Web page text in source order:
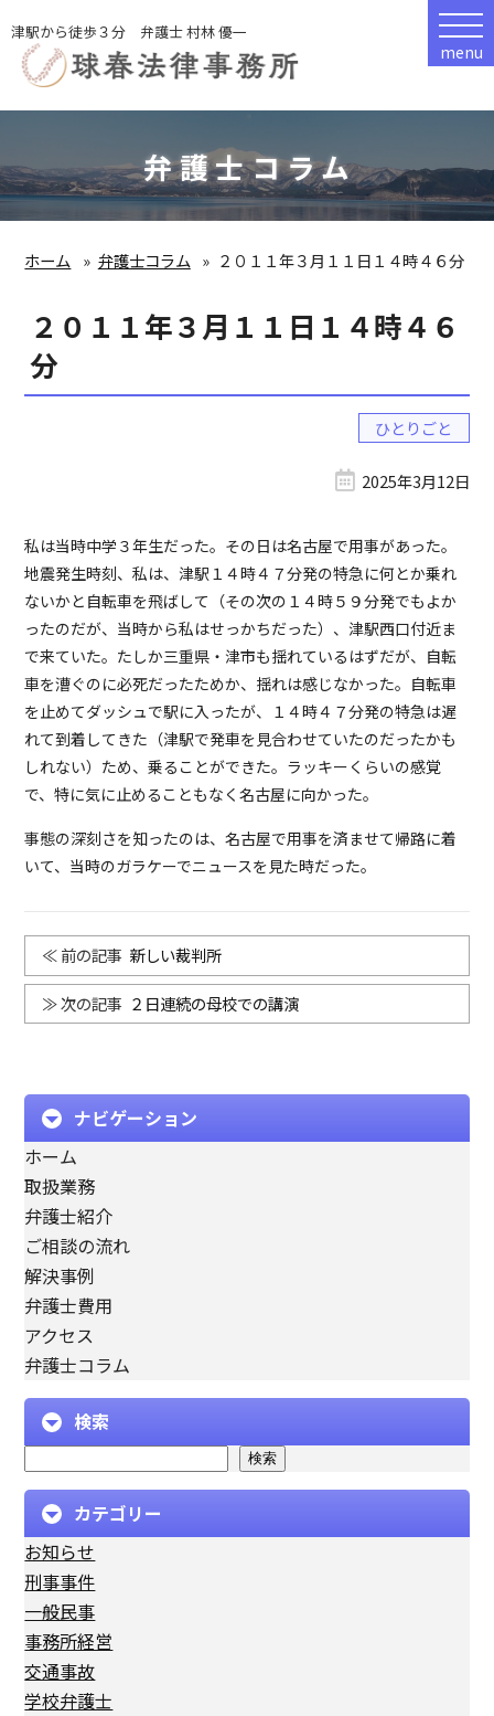
津駅から徒歩３分 弁護士 村林 優一
menu
弁護士コラム
ホーム 弁護士コラム ２０１１年３月１１日１４時４６分
２０１１年３月１１日１４時４６
分
ひとりごと
2025年3月12日
私は当時中学３年生だった。その日は名古屋で用事があった。
地震発生時刻、私は、津駅１４時４７分発の特急に何とか乗れ
ないかと自転車を飛ばして（その次の１４時５９分発でもよか
ったのだが、当時から私はせっかちだった）、津駅西口付近ま
で来ていた。たしか三重県・津市も揺れているはずだが、自転
車を漕ぐのに必死だったためか、揺れは感じなかった。自転車
を止めてダッシュで駅に入ったが、１４時４７分発の特急は遅
れて到着してきた（津駅で発車を見合わせていたのだったかも
しれない）ため、乗ることができた。ラッキーくらいの感覚
で、特に気に止めることもなく名古屋に向かった。
事態の深刻さを知ったのは、名古屋で用事を済ませて帰路に着
いて、当時のガラケーでニュースを見た時だった。
新しい裁判所
２日連続の母校での講演
ナビゲーション
ホーム
取扱業務
弁護士紹介
ご相談の流れ
解決事例
弁護士費用
アクセス
弁護士コラム
検索
検索
カテゴリー
お知らせ
刑事事件
一般民事
事務所経営
交通事故
学校弁護士